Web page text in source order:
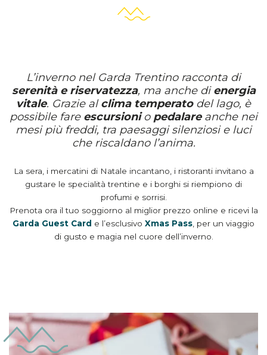
L’inverno nel Garda Trentino racconta di
serenità e riservatezza, ma anche dienergia
vitale. Grazie alclima temperatodel lago, è
possibile fare escursionio pedalareanche nei
mesi più freddi, tra paesaggi silenziosi e luci
che riscaldano l’anima.
La sera, i mercatini di Natale incantano, i ristoranti invitano a
gustare le specialità trentine e i borghi si riempiono di
profumi e sorrisi.
Prenota ora il tuo soggiorno al miglior prezzo online e ricevi la
Garda Guest Card e l’esclusivo Xmas Pass , per un viaggio
di gusto e magia nel cuore dell’inverno.